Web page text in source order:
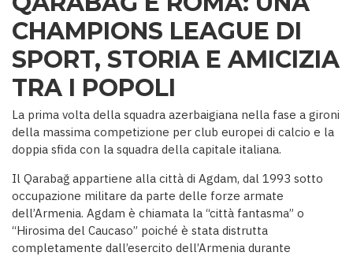
CHAMPIONS LEAGUE DI
SPORT, STORIA E AMICIZIA
TRA I POPOLI
La prima volta della squadra azerbaigiana nella fase a gironi
della massima competizione per club europei di calcio e la
doppia sfida con la squadra della capitale italiana.
Il Qarabağ appartiene alla città di Agdam, dal 1993 sotto
occupazione militare da parte delle forze armate
dell’Armenia. Agdam è chiamata la “città fantasma” o
“Hirosima del Caucaso” poiché è stata distrutta
completamente dall’esercito dell’Armenia durante